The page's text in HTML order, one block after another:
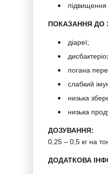
підвищення
ПОКАЗАННЯ ДО
діареї;
погана
слабкий
низька
низька
ДОЗУВАННЯ:
0,25 – 0,5 кг на
ДОДАТКОВА